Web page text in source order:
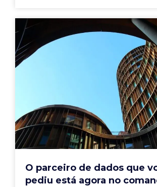
O parceiro de dados que
pediu está agora no